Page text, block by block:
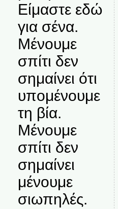
Είμαστε εδώ
για σένα.
Μένουμε
σπίτι δεν
σημαίνει ότι
υπομένουμε
τη βία.
Μένουμε
σπίτι δεν
σημαίνει
μένουμε
σιωπηλές.